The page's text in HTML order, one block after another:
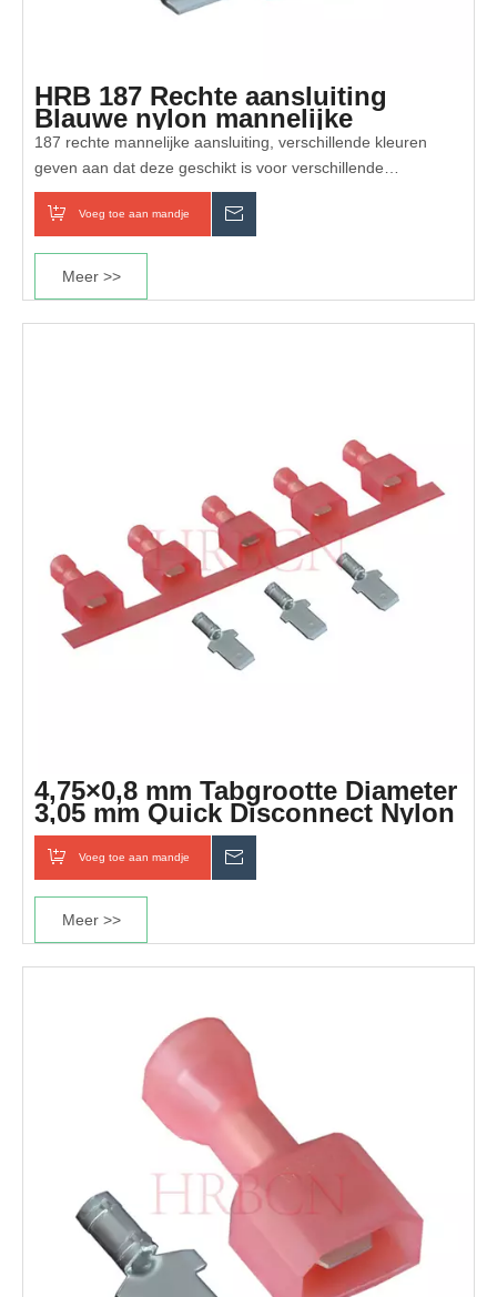
HRB 187 Rechte aansluiting
Blauwe nylon mannelijke
aansluiting met AWG#16-14
187 rechte mannelijke aansluiting, verschillende kleuren
geven aan dat deze geschikt is voor verschillende
draadtypen. Doorlopende opening, rechte aansluiting
Voeg toe aan mandje
Meer >>
4,75×0,8 mm Tabgrootte Diameter
3,05 mm Quick Disconnect Nylon
Rechte Terminal
Voeg toe aan mandje
Meer >>